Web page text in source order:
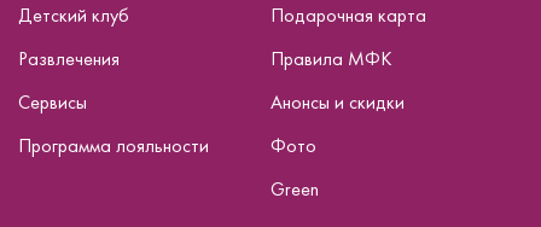
Детский клуб
Развлечения
Сервисы
Программа лояльности
Подарочная карта
Правила МФК
Анонсы и скидки
Фото
Green